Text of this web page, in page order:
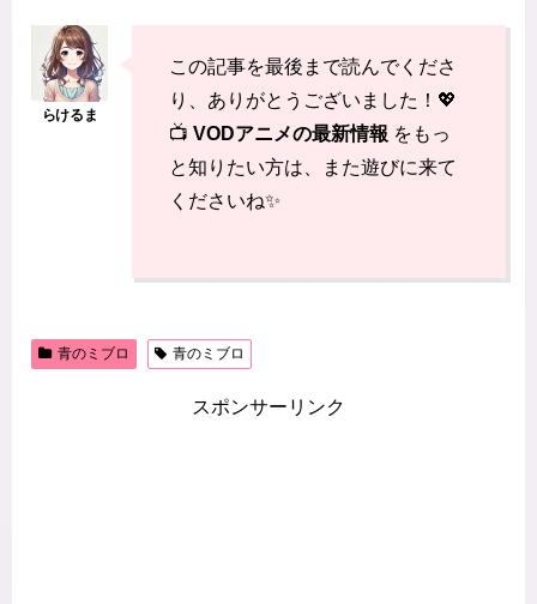
この記事を最後まで読んでくださ
り、ありがとうございました！💖
📺 VODアニメの最新情報 をもっ
と知りたい方は、また遊びに来て
くださいね✨
青のミブロ 青のミブロ
スポンサーリンク